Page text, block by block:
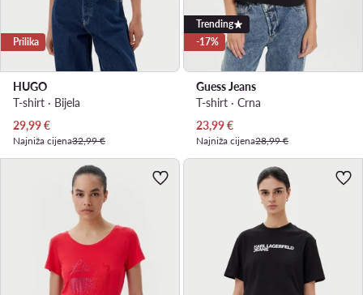
Prilika
HUGO
T-shirt · Bijela
Trenutna cijena
29,99€
Najniža cijena32,99 €
Trending
-17%
Guess Jeans
T-shirt · Crna
Trenutna cijena
23,99€
Najniža cijena28,99 €